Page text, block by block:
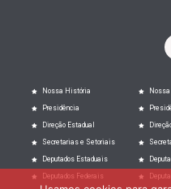
Nossa História
Presidência
Direção Estadual
Secretarias e Setoriais
Deputados Estaduais
Deputados Federais